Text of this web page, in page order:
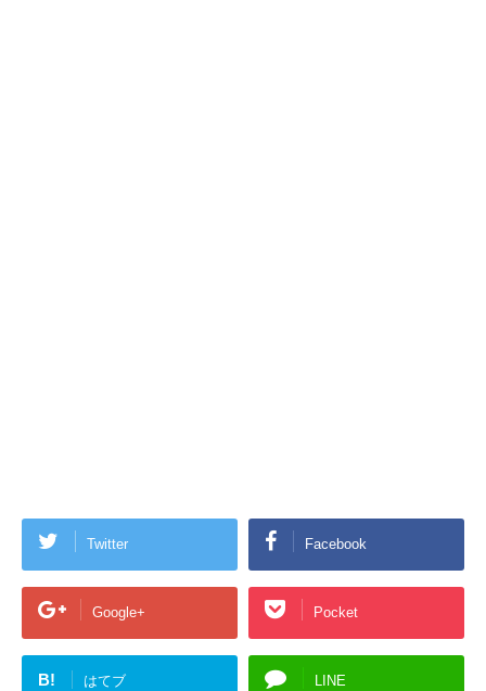
Twitter Facebook
Google+ Pocket
B! はてブ LINE